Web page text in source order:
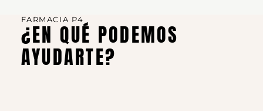
FARMACIA P4
¿EN QUÉ PODEMOS
AYUDARTE?